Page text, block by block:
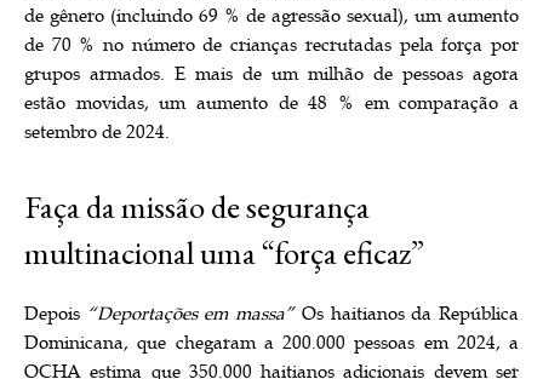
de gênero (incluindo 69 % de agressão sexual), um aumento
de 70 % no número de crianças recrutadas pela força por
grupos armados. E mais de um milhão de pessoas agora
estão movidas, um aumento de 48 % em comparação a
setembro de 2024.
Faça da missão de segurança
multinacional uma “força eficaz”
Depois “Deportações em massa”Os haitianos da República
Dominicana, que chegaram a 200.000 pessoas em 2024, a
OCHA estima que 350.000 haitianos adicionais devem ser